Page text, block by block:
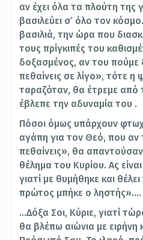
αν έχει όλα τα πλούτη της
βασιλεύει σ’ όλο τον
βασιλιά, την ώρα που
τους πρίγκιπές του
δοξασμένος, αν του πούμε
πεθαίνεις σε λίγο», τότε
ταραζόταν, θα έτρεμε από
έβλεπε την αδυναμία του .
Πόσοι όμως υπάρχουν
αγάπη για τον Θεό, που αν
πεθαίνεις», θα απαντούσαν
θέλημα του Κυρίου. Ας
γιατί με θυμήθηκε και
πρώτος μπήκε ο ληστής»….
…Δόξα Σοι, Κύριε, γιατί
θα βλέπω αιώνια με ειρήνη